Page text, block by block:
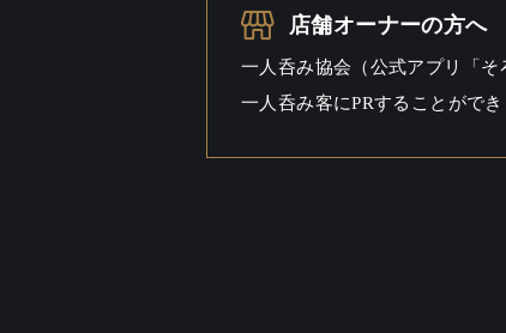
店舗オーナーの方へ
一人呑み協会（公式アプリ「そ
一人呑み客にPRすることができ